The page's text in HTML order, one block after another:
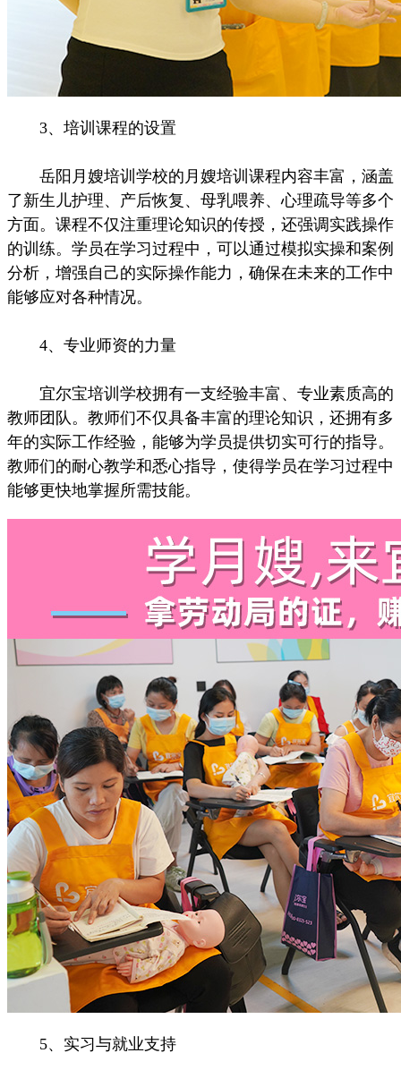
3、培训课程的设置
岳阳月嫂培训学校的月嫂培训课程内容丰富，涵盖
了新生儿护理、产后恢复、母乳喂养、心理疏导等多个
方面。课程不仅注重理论知识的传授，还强调实践操作
的训练。学员在学习过程中，可以通过模拟实操和案例
分析，增强自己的实际操作能力，确保在未来的工作中
能够应对各种情况。
4、专业师资的力量
宜尔宝培训学校拥有一支经验丰富、专业素质高的
教师团队。教师们不仅具备丰富的理论知识，还拥有多
年的实际工作经验，能够为学员提供切实可行的指导。
教师们的耐心教学和悉心指导，使得学员在学习过程中
能够更快地掌握所需技能。
5、实习与就业支持